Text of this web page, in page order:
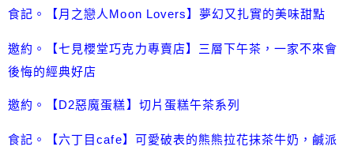
食記。【月之戀人Moon Lovers】夢幻又扎實的美味甜點
邀約。【七見櫻堂巧克力專賣店】三層下午茶，一家不來會
後悔的經典好店
邀約。【D2惡魔蛋糕】切片蛋糕午茶系列
食記。【六丁目cafe】可愛破表的熊熊拉花抹茶牛奶，鹹派